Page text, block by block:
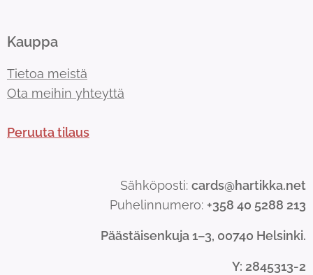
Kauppa
Tietoa meistä
Ota meihin yhteyttä
Peruuta tilaus
Sähköposti: cards@hartikka.net
Puhelinnumero: +358 40 5288 213
Päästäisenkuja 1–3, 00740 Helsinki.
Y: 2845313-2